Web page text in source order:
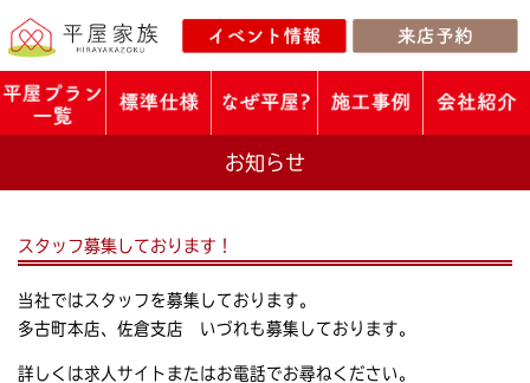
お知らせ
スタッフ募集しております！
当社ではスタッフを募集しております。
多古町本店、佐倉支店 いづれも募集しております。
詳しくは求人サイトまたはお電話でお尋ねください。